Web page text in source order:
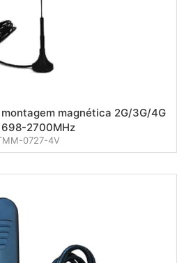
magnética 2G/3G/4G
698-2700MHz
0727-4V